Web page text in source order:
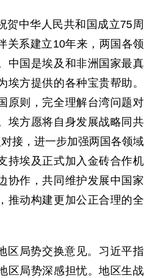
贺中华人民共和国成立75周
关系建立10年来，两国各领
中国是埃及和非洲国家最真
埃方提供的各种宝贵帮助。
原则，完全理解台湾问题对
埃方愿将自身发展战略同共
接，进一步加强两国各领域
持埃及正式加入金砖合作机
协作，共同维护发展中国家
推动构建更加公正合理的全
区局势交换意见。习近平指
区局势深感担忧。地区生战